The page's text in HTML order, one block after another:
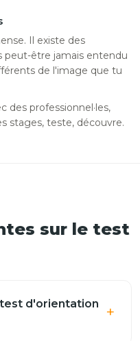
Il existe des
peut-être jamais entendu
de l'image que tu
des professionnel·les,
stages, teste, découvre.
sur le test
d'orientation